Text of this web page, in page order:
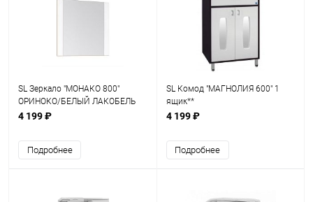
SL Зеркало "МОНАКО 800"
ОРИНОКО/БЕЛЫЙ ЛАКОБЕЛЬ
4 199 ₽
Подробнее
SL Комод "МАГНОЛИЯ 600" 1
ящик**
4 199 ₽
Подробнее